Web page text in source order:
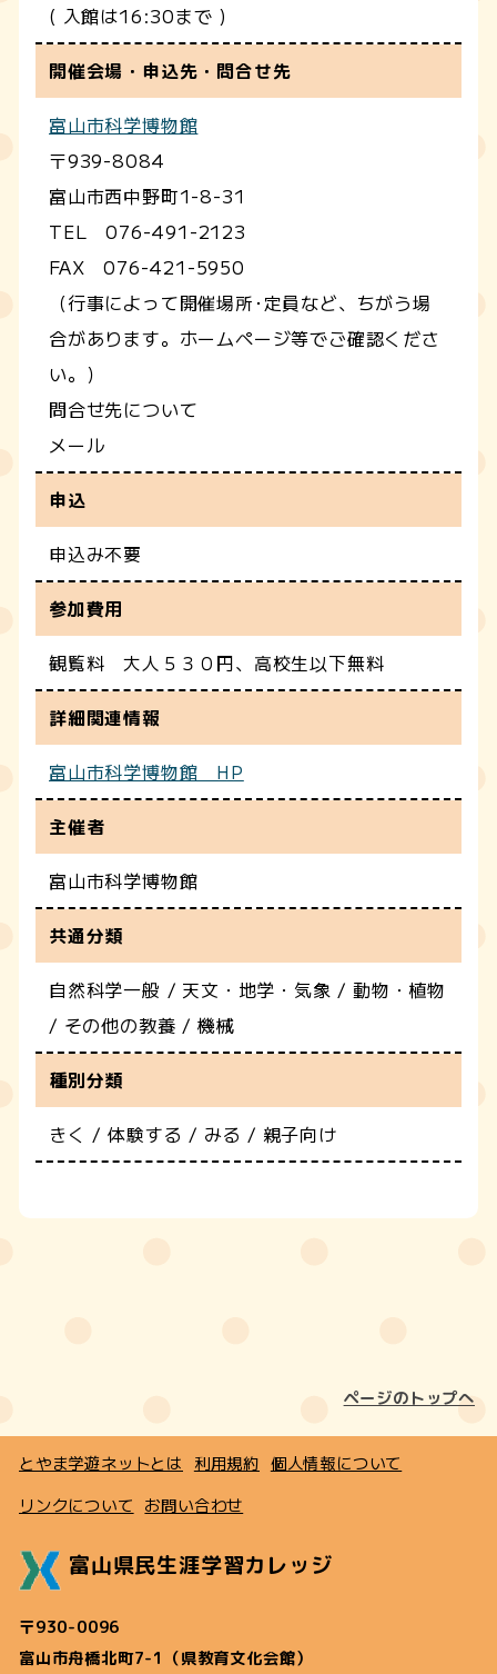
( 入館は16:30まで )
開催会場・申込先・問合せ先
富山市科学博物館
〒939-8084
富山市西中野町1-8-31
TEL 076-491-2123
FAX 076-421-5950
（行事によって開催場所･定員など、ちがう場
合があります。ホームページ等でご確認くださ
い。）
問合せ先について
メール
申込
申込み不要
参加費用
観覧料 大人５３０円、高校生以下無料
詳細関連情報
富山市科学博物館 HP
主催者
富山市科学博物館
共通分類
自然科学一般 / 天文・地学・気象 / 動物・植物
/ その他の教養 / 機械
種別分類
きく / 体験する / みる / 親子向け
ページのトップへ
とやま学遊ネットとは 利用規約 個人情報について
リンクについて お問い合わせ
富山県民生涯学習カレッジ
〒930-0096
富山市舟橋北町7-1（県教育文化会館）